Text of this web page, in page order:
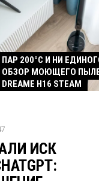
ПАР 200°C И НИ
ОБЗОР МОЮЩЕГО
DREAME H16 STEAM
ИСК